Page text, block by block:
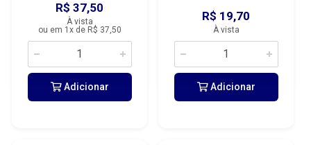
R$ 37,50
À vista
ou em 1x de R$ 37,50
Adicionar
R$ 19,70
À vista
Adicionar